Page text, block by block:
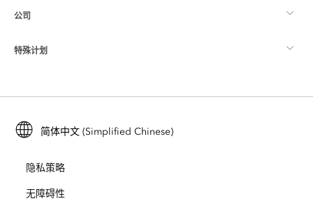
ArcGIS 博客
Esri 年轻专家关系网
什么是 GIS？
位置智能
培训
ArcUser
ArcNews
公司
关于 Esri
招贤纳士
开放视野
特殊计划
ArcGIS for Student Use
保护
简体中文 (Simplified Chinese)
隐私策略
无障碍性